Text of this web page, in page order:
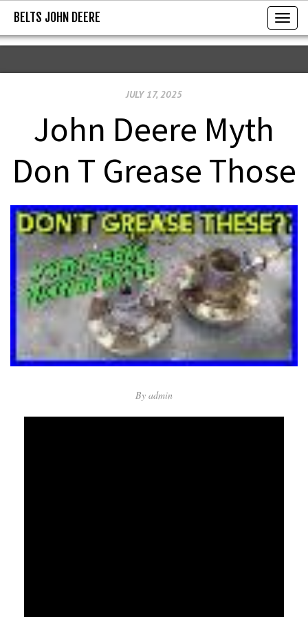
BELTS JOHN DEERE
T
o
g
v
g
a
t
i
o
n
BELTS JOHN DEERE
JULY 17, 2025
John Deere Myth
Don T Grease Those
By admin